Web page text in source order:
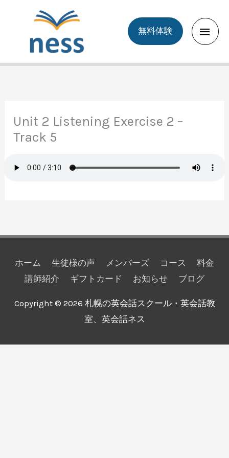
Main
無料体験
Unit 2 Listening Exercise 2 –
Track 5
ホーム 生徒様の声 メンバーズ コース
料金
講師紹介
ギフトカード お知らせ ブログ
Copyright © 2026 札幌の英会話スクール・英会話教
室、英会話ネス